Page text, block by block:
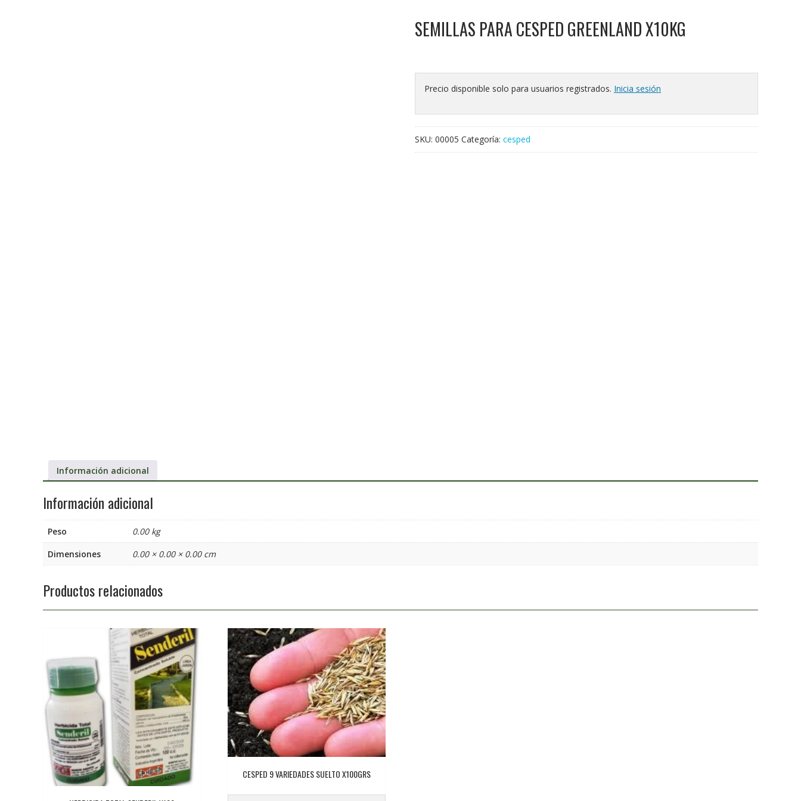
SEMILLAS PARA CESPED GREENLAND X10KG
Precio disponible solo para usuarios registrados. Inicia sesión
SKU: 00005 Categoría: cesped
Información adicional
Información adicional
Peso
0.00 kg
Dimensiones
0.00 × 0.00 × 0.00 cm
Productos relacionados
CESPED 9 VARIEDADES SUELTO X100GRS